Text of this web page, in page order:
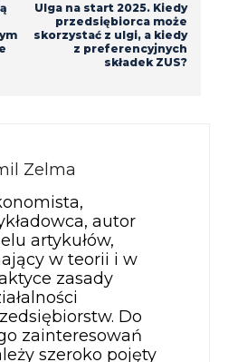
Ulga na start 2025. Kiedy
przedsiębiorca może
skorzystać z ulgi, a kiedy
z preferencyjnych
składek ZUS?
Zelma
autor
artykułów,
w teorii i w
zasady
Do
zainteresowań
szeroko pojęty